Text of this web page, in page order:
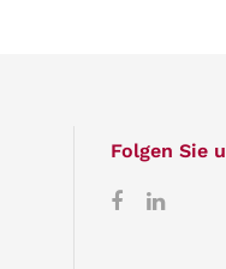
Folgen Sie